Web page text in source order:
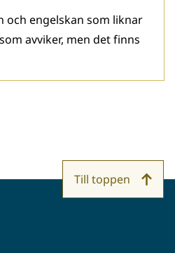
och engelskan som liknar
avviker, men det finns
Till toppen